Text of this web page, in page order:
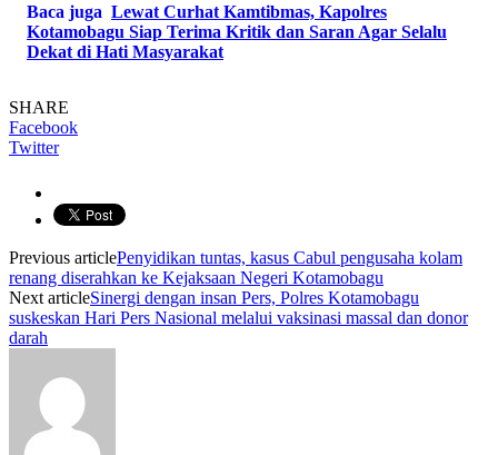
Baca juga Lewat Curhat Kamtibmas, Kapolres
Kotamobagu Siap Terima Kritik dan Saran Agar Selalu
Dekat di Hati Masyarakat
SHARE
Facebook
Twitter
Previous articlePenyidikan tuntas, kasus Cabul pengusaha kolam
renang diserahkan ke Kejaksaan Negeri Kotamobagu
Next articleSinergi dengan insan Pers, Polres Kotamobagu
suskeskan Hari Pers Nasional melalui vaksinasi massal dan donor
darah